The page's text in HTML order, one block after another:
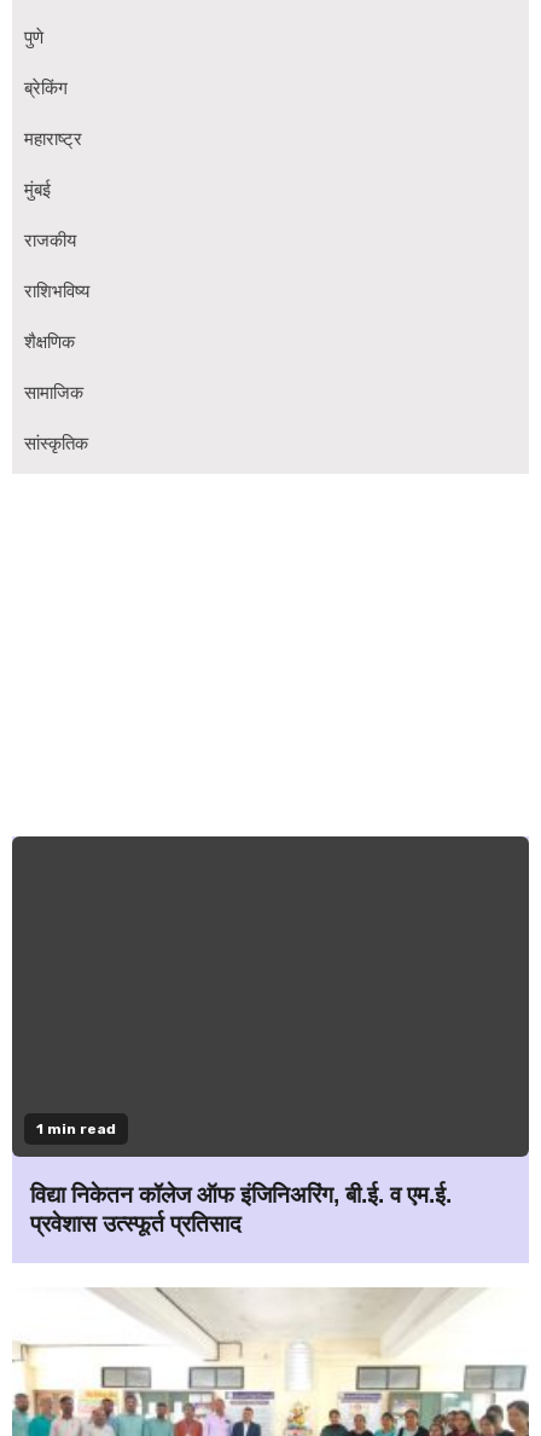
पुणे
ब्रेकिंग
महाराष्ट्र
मुंबई
राजकीय
राशिभविष्य
शैक्षणिक
सामाजिक
सांस्कृतिक
1 min read
विद्या निकेतन कॉलेज ऑफ इंजिनिअरिंग, बी.ई. व एम.ई.
प्रवेशास उत्स्फूर्त प्रतिसाद